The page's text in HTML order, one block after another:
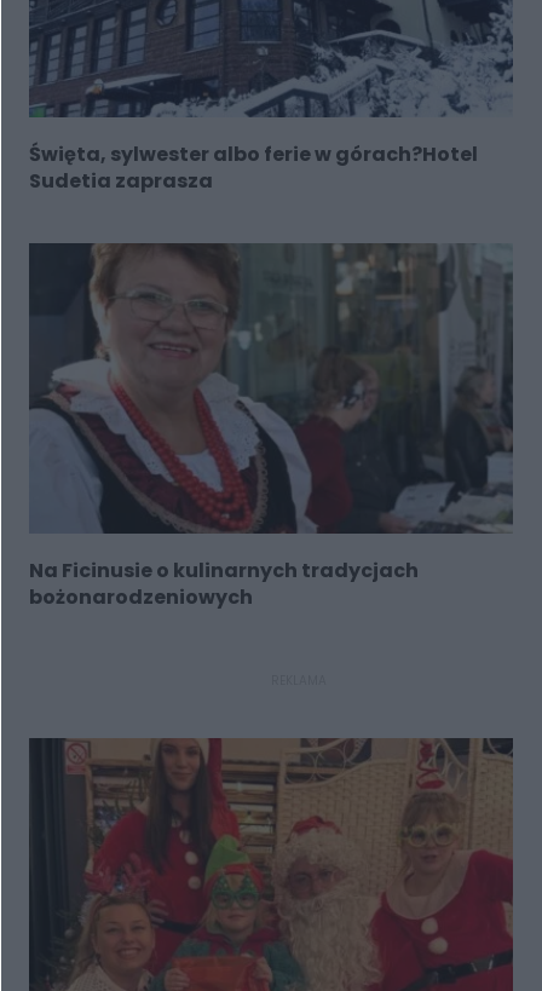
Święta, sylwester albo ferie w górach?Hotel
Sudetia zaprasza
Na Ficinusie o kulinarnych tradycjach
bożonarodzeniowych